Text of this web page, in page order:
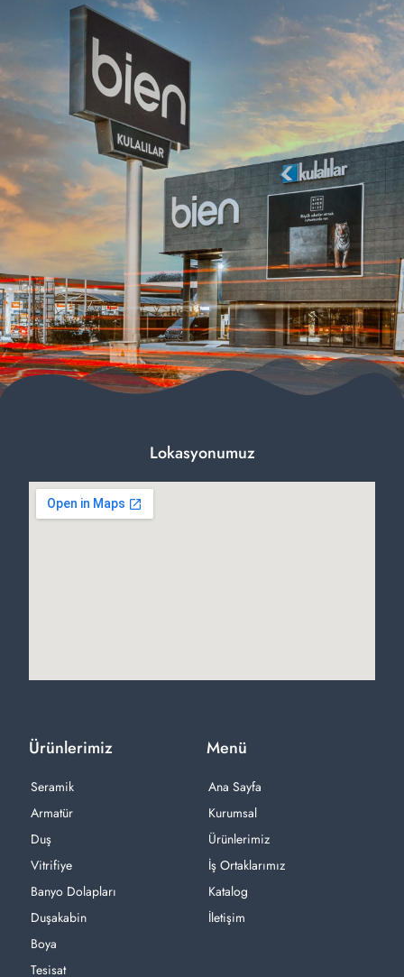
Menü
Ana Sayfa
Kurumsal
Ürünlerimiz
İş Ortaklarımız
Katalog
İletişim
Ürünlerimiz
Seramik
Armatür
Duş
Vitrifiye
Banyo Dolapları
Duşakabin
Boya
Tesisat
Lokasyonumuz